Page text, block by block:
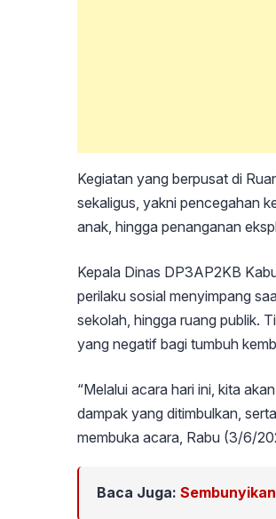
Kegiatan yang berpusat di
sekaligus, yakni pencegahan
anak, hingga penanganan
Kepala Dinas DP3AP2KB
perilaku sosial menyimpang
sekolah, hingga ruang publik.
yang negatif bagi tumbuh
“Melalui acara hari ini, kita
dampak yang ditimbulkan,
membuka acara, Rabu (3/6/
Baca Juga: